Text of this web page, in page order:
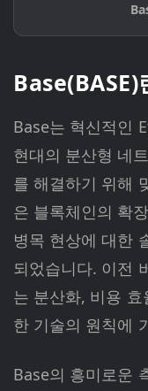
Base(BASE)
Base는 혁신적인
현대의 분산형 네
를 해결하기 위해
은 블록체인의 확
병목 현상에 대한
되었습니다. 이전
는 분산화, 비용
한 기술의 원칙에
Base의 흥미로운